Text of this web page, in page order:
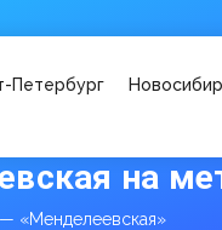
Петербург
на
«Менделеевская»